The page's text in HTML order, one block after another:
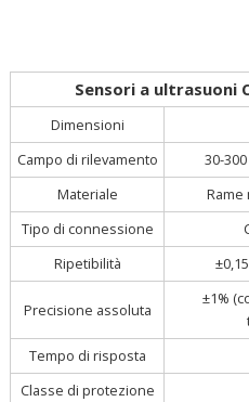
Sensori a ultrasuoni
Dimensioni
Campo di rilevamento
30-
Materiale
Rame
Tipo di connessione
Ripetibilità
Precisione assoluta
±1%
Tempo di risposta
Classe di protezione